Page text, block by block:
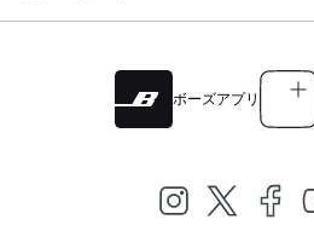
ボーズアプリ